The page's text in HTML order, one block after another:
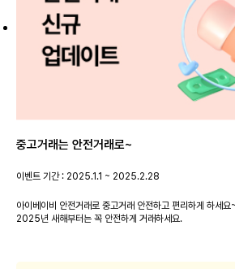
중고거래는 안전거래로~
이벤트 기간 : 2025.1.1 ~ 2025.2.28
아이베이비 안전거래로 중고거래 안전하고 편리하게 하세요~
2025년 새해부터는 꼭 안전하게 거래하세요.